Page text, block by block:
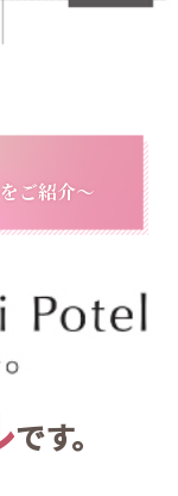
ご紹介～
です。